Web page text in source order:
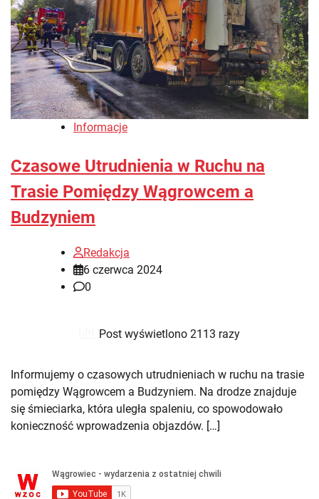
Informacje
Czasowe Utrudnienia w Ruchu na
Trasie Pomiędzy Wągrowcem a
Budzyniem
Redakcja
6 czerwca 2024
0
Post wyświetlono 2113 razy
Informujemy o czasowych utrudnieniach w ruchu na trasie
pomiędzy Wągrowcem a Budzyniem. Na drodze znajduje
się śmieciarka, która uległa spaleniu, co spowodowało
konieczność wprowadzenia objazdów. […]